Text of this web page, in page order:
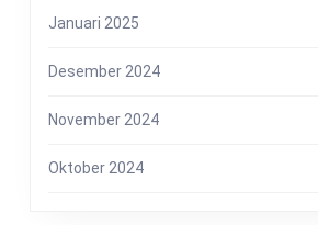
Januari 2025
Desember 2024
November 2024
Oktober 2024